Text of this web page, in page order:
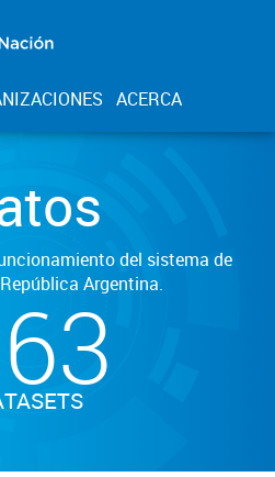
ACERCA
del sistema de
Argentina.